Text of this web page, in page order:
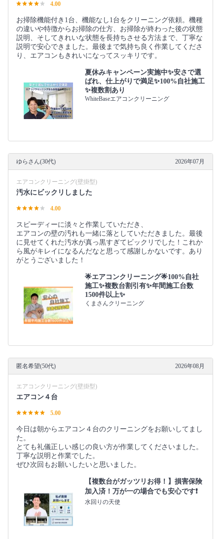
4.00
お掃除機能付き1台、機能なし1台をクリーニング依頼。機種
の違いや特徴からお掃除の仕方、お掃除が終わった後の状態
説明、そしてきれいな状態を長持ちさせる方法まで、丁寧な
説明で安心できました。最後まで気持ち良く作業してくださ
り、エアコンもきれいになってスッキリです。
夏休みキャンペーン実施中✨安さで選
ばれ、仕上がりで満足✨100%自社施工
✨複数割あり
WhiteBaseエアコンクリーニング
ゆらさん(30代) 2026年07月
エアコンクリーニング(壁掛型)
汚水にビックリしました
4.00
スピーディーに淡々と作業していただき、
エアコンの壁の汚れも一緒に落としていただきました。最後
に見せてくれた汚水が真っ黒すぎてビックリでした！これか
ら風がキレイになるんだなと思って感謝しかないです。あり
がとうございました！
🌟エアコンクリーニング🌟100%自社
施工✨複数台割引有✨年間施工台数
1500件以上✨
くまさんクリーニング
匿名希望(50代) 2026年08月
エアコンクリーニング(壁掛型)
エアコン４台
5.00
今日は朝からエアコン４台のクリーニングをお願いしてまし
た。
とても礼儀正しい感じの良い方が作業してくださいました。
丁寧な説明と作業でした。
ぜひ次回もお願いしたいと思いました。
【複数台がガッツリお得！】損害保険
加入済！万が一の場合でも安心です❗️
水回りの天使